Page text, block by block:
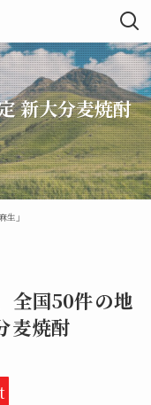
新大分麦焼酎
」
全国50件の地
麦焼酎